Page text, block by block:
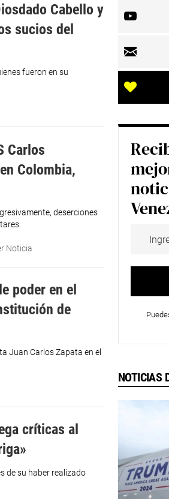
Cabello y
sucios del
fueron en su
Carlos
Colombia,
deserciones
Noticia
poder en el
de
Juan Carlos Zapata en el
críticas al
de su haber realizado
NOTICIAS